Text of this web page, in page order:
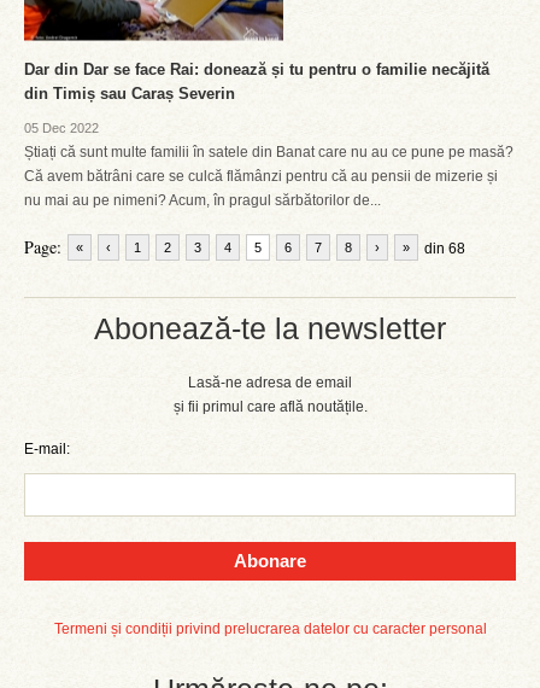
Abonează-te la newsletter
Lasă-ne adresa de email
și fii primul care află noutățile.
E-mail:
Abonare
Termeni și condiții privind prelucrarea datelor cu caracter personal
Dar din Dar se face Rai: donează și tu pentru o familie necăjită
din Timiș sau Caraș Severin
05 Dec 2022
Știați că sunt multe familii în satele din Banat care nu au ce pune pe masă?
Că avem bătrâni care se culcă flămânzi pentru că au pensii de mizerie și
nu mai au pe nimeni? Acum, în pragul sărbătorilor de...
Page: « ‹ 1 2 3 4 5 6 7 8 din 68
› »